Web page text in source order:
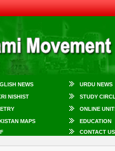
NEWS URDU NEWS
NISHIST STUDY
ONLINE
MAPS EDUCATION
CONTACT US